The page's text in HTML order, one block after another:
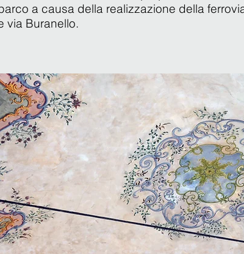
a causa della realizzazione della
via Buranello.